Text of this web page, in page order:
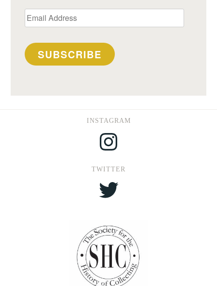
Email
Address
SUBSCRIBE
INSTAGRAM
Instagram
TWITTER
Twitter